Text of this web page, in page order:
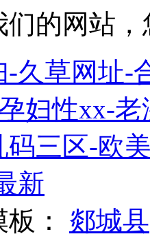
们的网站
-久草网址-
妇性xx-
码三区-欧
新
： 郯城县